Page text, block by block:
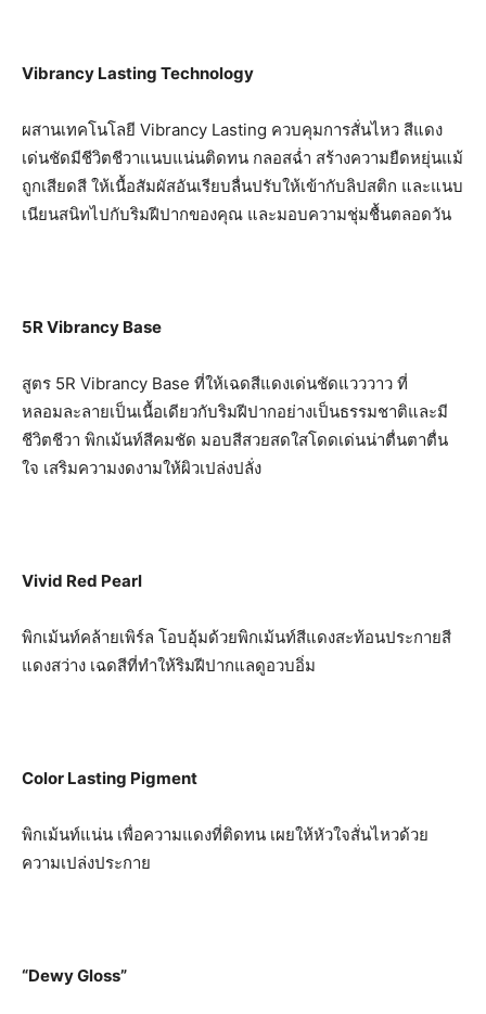
Vibrancy Lasting Technology
ผสานเทคโนโลยี Vibrancy Lasting ควบคุมการสั่นไหว สีแดง
เด่นชัดมีชีวิตชีวาแนบแน่นติดทน กลอสฉ่ำ สร้างความยืดหยุ่นแม้
ถูกเสียดสี ให้เนื้อสัมผัสอันเรียบลื่นปรับให้เข้ากับลิปสติก และแนบ
เนียนสนิทไปกับริมฝีปากของคุณ และมอบความชุ่มชื้นตลอดวัน
5R Vibrancy Base
สูตร 5R Vibrancy Base ที่ให้เฉดสีแดงเด่นชัดแวววาว ที่
หลอมละลายเป็นเนื้อเดียวกับริมฝีปากอย่างเป็นธรรมชาติและมี
ชีวิตชีวา พิกเม้นท์สีคมชัด มอบสีสวยสดใสโดดเด่นน่าตื่นตาตื่น
ใจ เสริมความงดงามให้ผิวเปล่งปลั่ง
Vivid Red Pearl
พิกเม้นท์คล้ายเพิร์ล โอบอุ้มด้วยพิกเม้นท์สีแดงสะท้อนประกายสี
แดงสว่าง เฉดสีที่ทำให้ริมฝีปากแลดูอวบอิ่ม
Color Lasting Pigment
พิกเม้นท์แน่น เพื่อความแดงที่ติดทน เผยให้หัวใจสั่นไหวด้วย
ความเปล่งประกาย
“Dewy Gloss”